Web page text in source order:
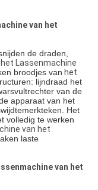
van het
de draden,
Lassenmachine
broodjes van het
lijndraad het
van de
apparaat van het
Het
volledig te werken
van het
laste
van het